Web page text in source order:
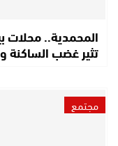
المحمدية.. محلات
تثير غضب
مجتمع